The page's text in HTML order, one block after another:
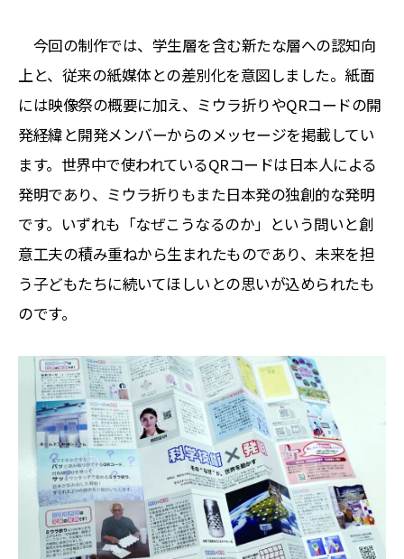
今回の制作では、学生層を含む新たな層への認知向
上と、従来の紙媒体との差別化を意図しました。紙面
には映像祭の概要に加え、ミウラ折りやQRコードの開
発経緯と開発メンバーからのメッセージを掲載してい
ます。世界中で使われているQRコードは日本人による
発明であり、ミウラ折りもまた日本発の独創的な発明
です。いずれも「なぜこうなるのか」という問いと創
意工夫の積み重ねから生まれたものであり、未来を担
う子どもたちに続いてほしいとの思いが込められたも
のです。